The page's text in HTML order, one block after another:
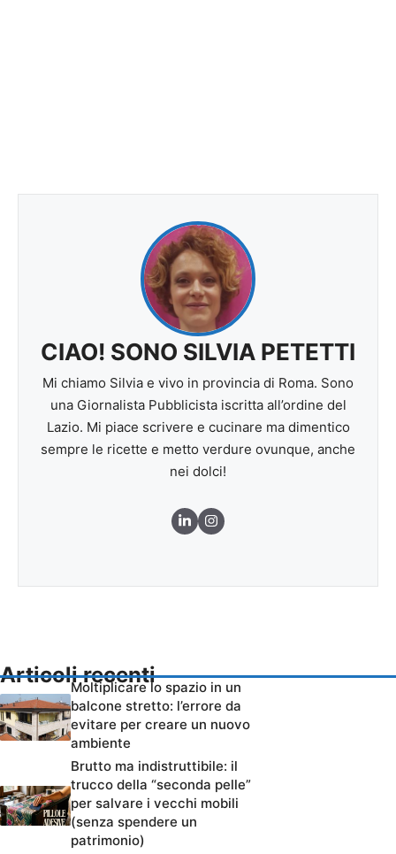
CIAO! SONO SILVIA PETETTI
Mi chiamo Silvia e vivo in provincia di Roma. Sono
una Giornalista Pubblicista iscritta all’ordine del
Lazio. Mi piace scrivere e cucinare ma dimentico
sempre le ricette e metto verdure ovunque, anche
nei dolci!
Articoli recenti
Moltiplicare lo spazio in un
balcone stretto: l’errore da
evitare per creare un nuovo
ambiente
Brutto ma indistruttibile: il
trucco della “seconda pelle”
per salvare i vecchi mobili
(senza spendere un
patrimonio)